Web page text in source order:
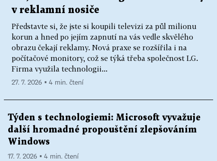
v reklamní nosiče
Představte si, že jste si koupili televizi za půl milionu
korun a hned po jejím zapnutí na vás vedle skvělého
obrazu čekají reklamy. Nová praxe se rozšířila i na
počítačové monitory, což se týká třeba společnost LG.
Firma využila technologii...
27. 7. 2026 ▪ 4 min. čtení
Týden s technologiemi: Microsoft vyvažuje
další hromadné propouštění zlepšováním
Windows
17. 7. 2026 ▪ 4 min. čtení